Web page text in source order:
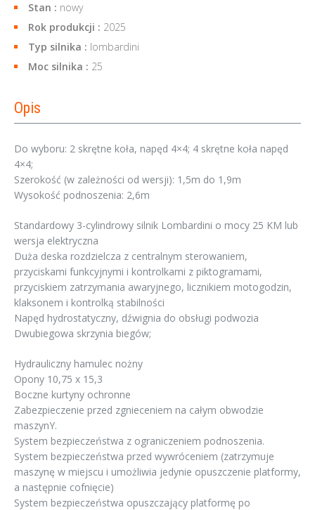
Stan : nowy
Rok produkcji : 2025
Typ silnika : lombardini
Moc silnika : 25
Opis
Do wyboru: 2 skrętne koła, napęd 4×4; 4 skrętne koła napęd
4×4;
Szerokość (w zależności od wersji): 1,5m do 1,9m
Wysokość podnoszenia: 2,6m
Standardowy 3-cylindrowy silnik Lombardini o mocy 25 KM lub
wersja elektryczna
Duża deska rozdzielcza z centralnym sterowaniem,
przyciskami funkcyjnymi i kontrolkami z piktogramami,
przyciskiem zatrzymania awaryjnego, licznikiem motogodzin,
klaksonem i kontrolką stabilności
Napęd hydrostatyczny, dźwignia do obsługi podwozia
Dwubiegowa skrzynia biegów;
Hydrauliczny hamulec nożny
Opony 10,75 x 15,3
Boczne kurtyny ochronne
Zabezpieczenie przed zgnieceniem na całym obwodzie
maszynY.
System bezpieczeństwa z ograniczeniem podnoszenia.
System bezpieczeństwa przed wywróceniem (zatrzymuje
maszynę w miejscu i umożliwia jedynie opuszczenie platformy,
a następnie cofnięcie)
System bezpieczeństwa opuszczający platformę po